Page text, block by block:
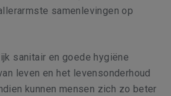
samenlevingen op
sanitair en goede hygiëne
leven en het levensonderhoud
kunnen mensen zich zo beter